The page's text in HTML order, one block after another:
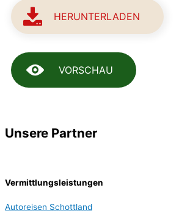
HERUNTERLADEN
VORSCHAU
Unsere Partner
Vermittlungsleistungen
Autoreisen Schottland